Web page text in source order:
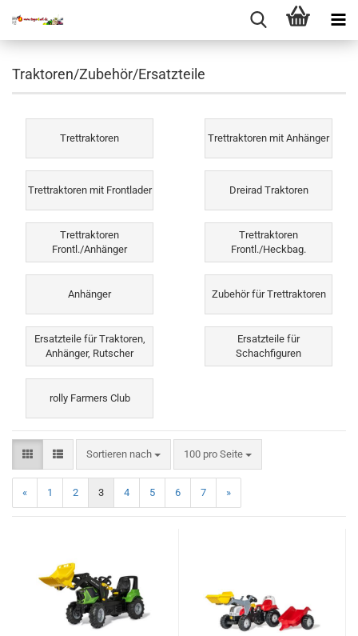
Traktoren/Zubehör/Ersatzteile
Trettraktoren Trettraktoren mit Anhänger
Trettraktoren mit Frontlader Dreirad Traktoren
Trettraktoren
Frontl./Anhänger
Trettraktoren
Frontl./Heckbag.
Anhänger Zubehör für Trettraktoren
Ersatzteile für Traktoren,
Anhänger, Rutscher
Ersatzteile für
Schachfiguren
rolly Farmers Club
Sortieren nach
Sortieren nach 100 pro Seite
pro Seite
« 1 2 3 4 5 6 7 »